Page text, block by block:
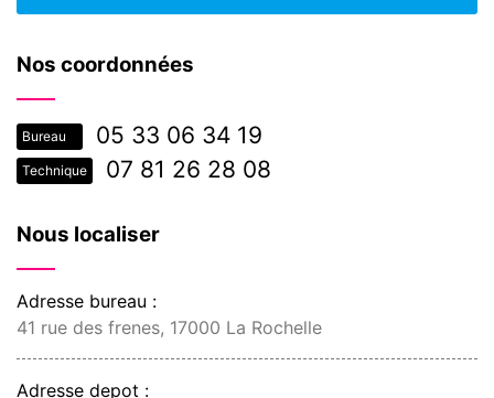
Nos coordonnées
Bureau 05 33 06 34 19
Technique 07 81 26 28 08
Nous localiser
Adresse bureau :
41 rue des frenes, 17000 La Rochelle
Adresse depot :